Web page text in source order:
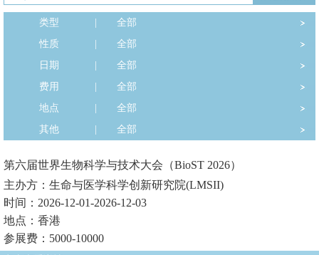
类型
全部
性质
全部
日期
全部
费用
全部
地点
全部
其他
全部
第六届世界生物科学与技术大会（BioST 2026）
主办方：生命与医学科学创新研究院(LMSII)
时间：2026-12-01-2026-12-03
地点：香港
参展费：5000-10000